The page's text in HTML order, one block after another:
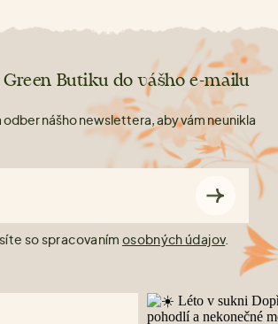
Green Butiku do vášho e-mailu
odber nášho newslettera, aby vám neunikla
so spracovaním osobných údajov.